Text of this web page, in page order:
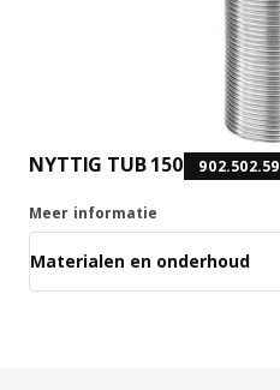
NYTTIG TUB 150 902.502.59
Meer informatie
Materialen en onderhoud